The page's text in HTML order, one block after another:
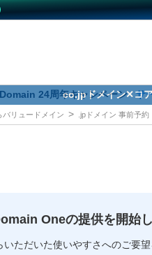
ドメイン検索
人気ドメインの種
コアサーバー
Value Domain ネ
お得意様割引
従来のバリュードメインを
従来のバリュードメインを
24周年キャンペーン サ
co.jpドメイン✕コ
バリュードメイン .jpドメイン 事前予
Oneの提供を開始
いただいた使いやすさへのご要